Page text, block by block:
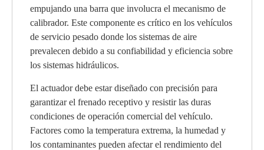
empujando una barra que involucra el mecanismo de
calibrador. Este componente es crítico en los vehículos
de servicio pesado donde los sistemas de aire
prevalecen debido a su confiabilidad y eficiencia sobre
los sistemas hidráulicos.
El actuador debe estar diseñado con precisión para
garantizar el frenado receptivo y resistir las duras
condiciones de operación comercial del vehículo.
Factores como la temperatura extrema, la humedad y
los contaminantes pueden afectar el rendimiento del